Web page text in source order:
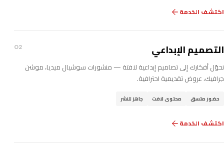
اكتشف الخدمة
التصميم الإبداعي 02
نحوّل أفكارك إلى تصاميم إبداعية لافتة — منشورات سوشيال ميديا، موشن
جرافيك، عروض تقديمية احترافية.
حضور متسق محتوى لافت جاهز للنشر
اكتشف الخدمة